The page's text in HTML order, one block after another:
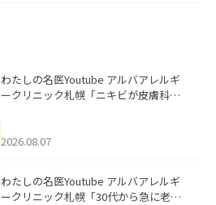
わたしの名医Youtube アルバアレルギ
ークリニック札幌「ニキビが皮膚科で
ました。
2026.08.07
わたしの名医Youtube アルバアレルギ
ークリニック札幌「30代から急に老け